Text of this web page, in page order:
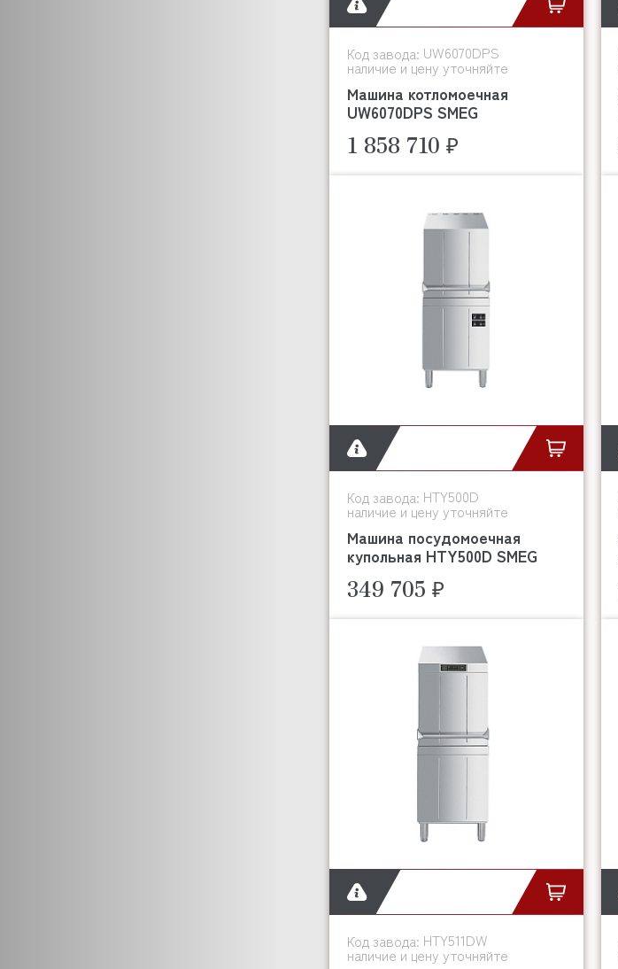
Код завода: UW6070DPS
наличие и цену уточняйте
Машина котломоечная
UW6070DPS SMEG
1 858 710 ₽
Код завода: HTY500D
наличие и цену уточняйте
Машина посудомоечная
купольная HTY500D SMEG
349 705 ₽
Код завода: HTY511DW
наличие и цену уточняйте